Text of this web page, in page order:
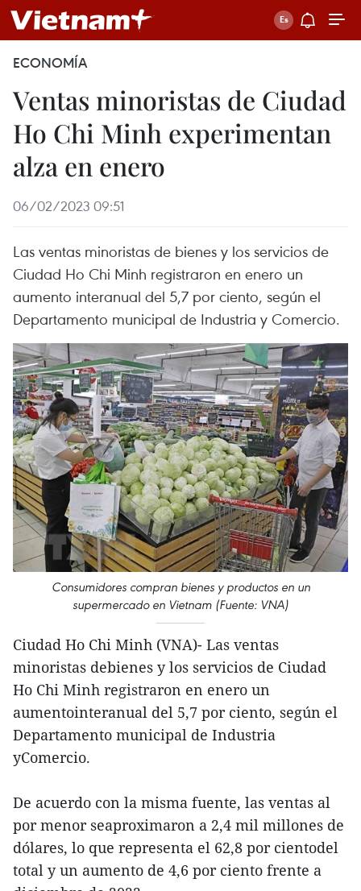
ECONOMÍA
Ventas minoristas de Ciudad
Ho Chi Minh experimentan
alza en enero
06/02/2023 09:51
Las ventas minoristas de bienes y los servicios de
Ciudad Ho Chi Minh registraron en enero un
aumento interanual del 5,7 por ciento, según el
Departamento municipal de Industria y Comercio.
Consumidores compran bienes y productos en un
supermercado en Vietnam (Fuente: VNA)
Ciudad Ho Chi Minh (VNA)- Las ventas
minoristas debienes y los servicios de Ciudad
Ho Chi Minh registraron en enero un
aumentointeranual del 5,7 por ciento, según el
Departamento municipal de Industria
yComercio.
De acuerdo con la misma fuente, las ventas al
por menor seaproximaron a 2,4 mil millones de
dólares, lo que representa el 62,8 por cientodel
total y un aumento de 4,6 por ciento frente a